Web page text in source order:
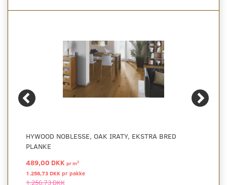
HYWOOD NOBLESSE, OAK IRATY, EKSTRA BRED
PLANKE
489,00 DKK prm2
1.256,73 DKK pr pakke
1.256,73 DKK